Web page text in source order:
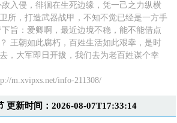
入侵，徘徊在生死边缘，凭一己之力纵横
所，打造武器战甲，不知不觉已经是一方手
旨：爱卿啊，最近边境不稳，能不能借点
王朝如此腐朽，百姓生活如此艰幸，是时
，大军即日开拔，我们去为老百姓谋个幸
m.xvipxs.net/info-211308/
更新时间：2026-08-07T17:33:14